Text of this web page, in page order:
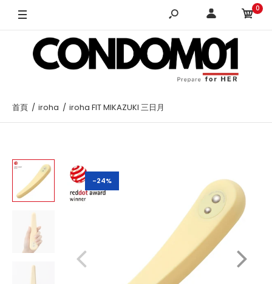
0
首頁 iroha iroha FIT MIKAZUKI 三日月
-24%